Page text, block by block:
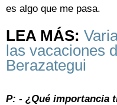
es algo que me pasa.
LEA MÁS:
las vacaciones
Berazategui
P: - ¿Qué importancia